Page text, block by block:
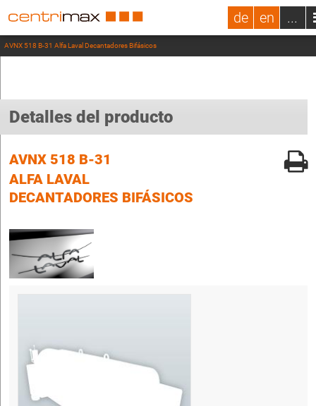
de en ...
AVNX 518 B-31 Alfa Laval Decantadores Bifásicos
Detalles del producto
AVNX 518 B-31
ALFA LAVAL
DECANTADORES BIFÁSICOS